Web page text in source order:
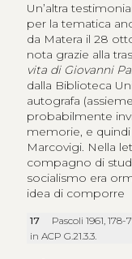
Un’altra
per la tematica
da Matera il 28
nota grazie alla
vita di Giovanni
dalla Biblioteca
autografa
probabilmente
memorie, e quindi
Marcovigi. Nella
compagno di
socialismo era
idea di comporre
17
Pascoli 1961,
in ACP G.21.3.3.